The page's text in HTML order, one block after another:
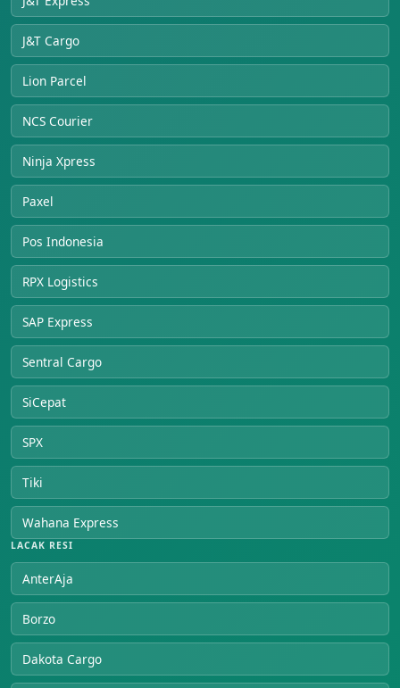
J&T Cargo
Lion Parcel
NCS Courier
Ninja Xpress
Paxel
Pos Indonesia
RPX Logistics
SAP Express
Sentral Cargo
SiCepat
SPX
Tiki
Wahana Express
LACAK RESI
AnterAja
Borzo
Dakota Cargo